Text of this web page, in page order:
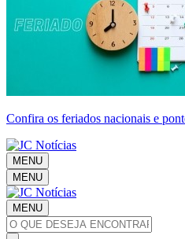
Confira os feriados nacionais e
MENU
MENU
MENU